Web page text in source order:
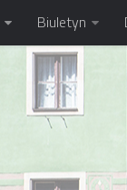
Biuletyn